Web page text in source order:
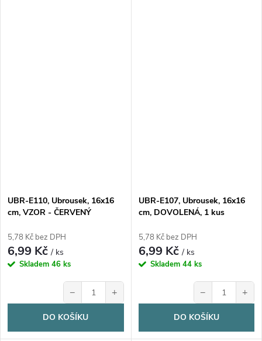
UBR-E110, Ubrousek, 16x16
cm, VZOR - ČERVENÝ
5,78 Kč bez DPH
6,99 Kč/ ks
Skladem 46 ks
− +
DO KOŠÍKU
UBR-E107, Ubrousek, 16x16
cm, DOVOLENÁ, 1 kus
5,78 Kč bez DPH
6,99 Kč/ ks
Skladem 44 ks
− +
DO KOŠÍKU